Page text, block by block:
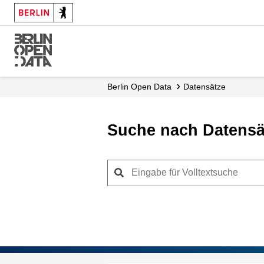
Skip
main
content
Berlin Open Data Datensätze
Suche nach